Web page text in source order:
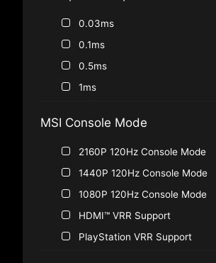
0.03ms
0.1ms
0.5ms
1ms
MSI Console Mode
2160P 120Hz Console Mode
1440P 120Hz Console Mode
1080P 120Hz Console Mode
HDMI™ VRR Support
PlayStation VRR Support